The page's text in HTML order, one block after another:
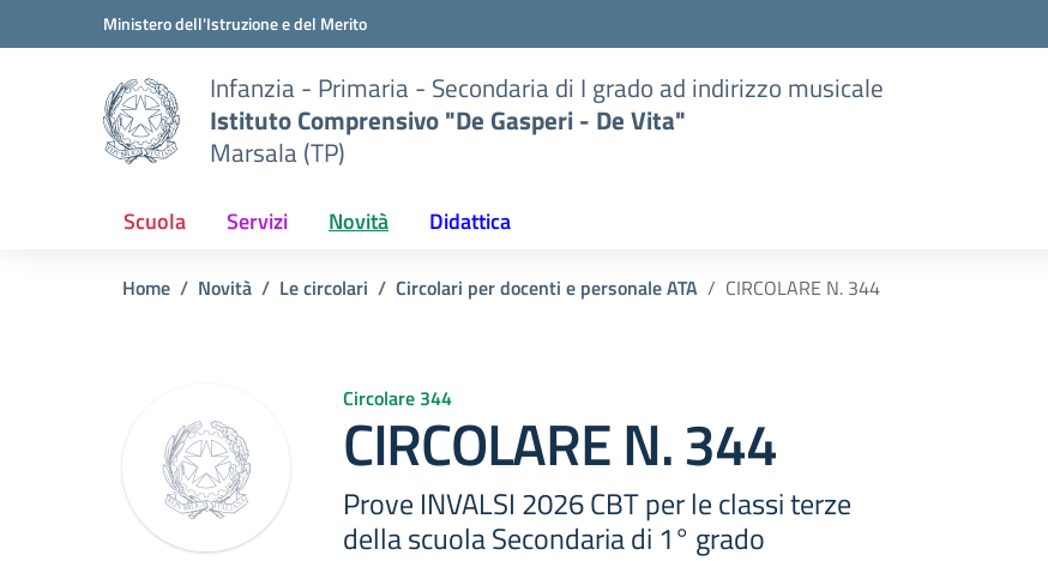
Vai ai contenuti
Vai al menu di navigazioneMinistero dell'Istruzione e del Merito
Infanzia - Primaria - Secondaria di I grado ad indirizzo musicale
Istituto Comprensivo "De Gasperi - De Vita"
Marsala (TP)
Scuola Servizi Novità Didattica
Home Novità Le circolari Circolari per docenti e personale ATA CIRCOLARE N. 344
Circolare 344
CIRCOLARE N. 344
Prove INVALSI 2026 CBT per le classi terze
della scuola Secondaria di 1° grado